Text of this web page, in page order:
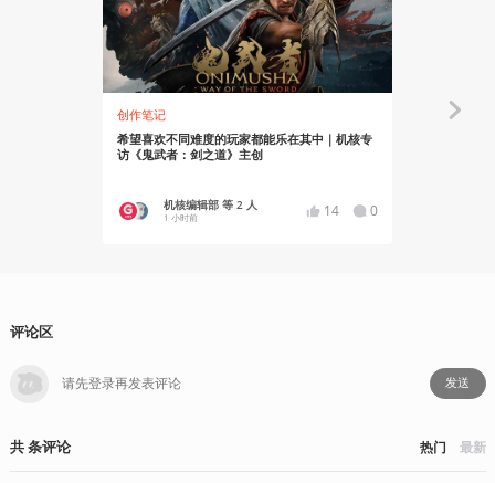
创作笔记
希望喜欢不同难度的玩家都能乐在其中｜机核专
访《鬼武者：剑之道》主创
机核编辑部 等 2 人
1 小时前 14 0
有感而发
评论区
发送
共条评论 热门 最新